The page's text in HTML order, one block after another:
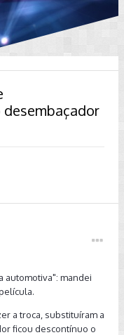
automotiva": mandei
a troca, substituíram a
ficou descontínuo o